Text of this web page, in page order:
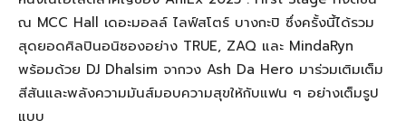
ณ MCC Hall เดอะมอลล์ ไลฟ์สโตร์ บางกะปิ ซึ่งครั้งนี้ได้รวม
สุดยอดศิลปินอนิซองอย่าง TRUE, ZAQ และ MindaRyn
พร้อมด้วย DJ Dhalsim จากวง Ash Da Hero มาร่วมเติมเต็ม
สีสันและพลังความมันส์มอบความสุขให้กับแฟน ๆ อย่างเต็มรูป
แบบ